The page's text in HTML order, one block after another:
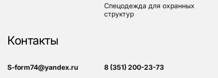
спецодежда для охранных
структур
Контакты
s-form74@yandex.ru
8 (351) 200-23-73